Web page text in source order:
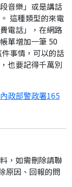
音樂」或是講話
這種類型的來電
電話」，在網路
單增加一筆 50
事情，可以的話
也要記得千萬別
內政部警政署165
，如需刪除請聯
原因、回報的問